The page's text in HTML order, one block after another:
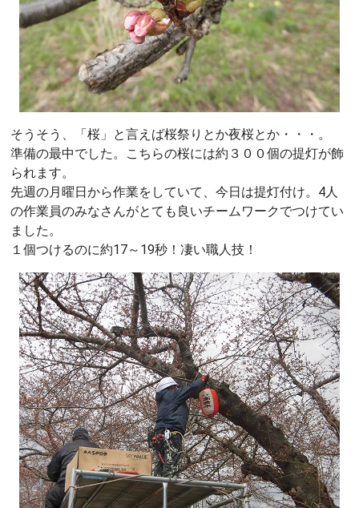
そうそう、「桜」と言えば桜祭りとか夜桜とか・・・。
準備の最中でした。こちらの桜には約３００個の提灯が飾
られます。
先週の月曜日から作業をしていて、今日は提灯付け。4人
の作業員のみなさんがとても良いチームワークでつけてい
ました。
１個つけるのに約17～19秒！凄い職人技！